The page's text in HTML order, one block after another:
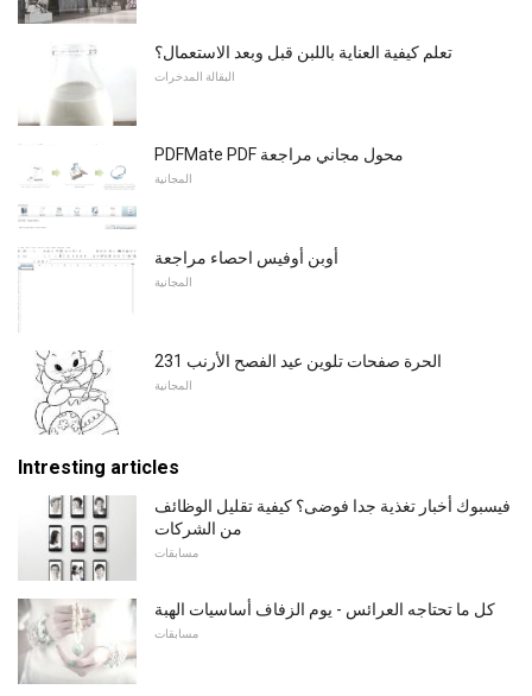
تعلم كيفية العناية باللبن قبل وبعد الاستعمال؟
البقالة المدخرات
PDFMate PDF محول مجاني مراجعة
المجانية
أوبن أوفيس احصاء مراجعة
المجانية
231 الحرة صفحات تلوين عيد الفصح الأرنب
المجانية
Intresting articles
فيسبوك أخبار تغذية جدا فوضى؟ كيفية تقليل الوظائف
من الشركات
مسابقات
كل ما تحتاجه العرائس - يوم الزفاف أساسيات الهبة
مسابقات